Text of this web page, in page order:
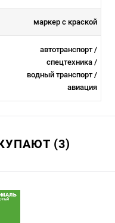
маркер с краской
автотранспорт /
спецтехника /
водный транспорт /
авиация
(3)